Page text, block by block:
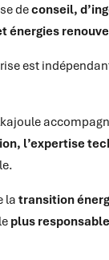
deconseil,
énergies
est
l’expertise
latransition
plus